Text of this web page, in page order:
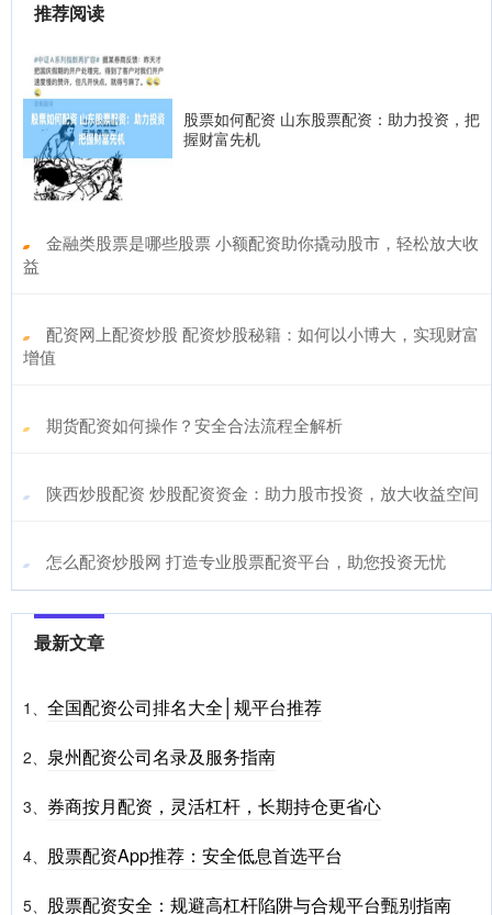
推荐阅读
股票如何配资 山东股票配资：助力投资，把
握财富先机
​金融类股票是哪些股票 小额配资助你撬动股市，轻松放大收
益
​配资网上配资炒股 配资炒股秘籍：如何以小博大，实现财富
增值
​期货配资如何操作？安全合法流程全解析
​陕西炒股配资 炒股配资资金：助力股市投资，放大收益空间
​怎么配资炒股网 打造专业股票配资平台，助您投资无忧
最新文章
1、 全国配资公司排名大全│规平台推荐
2、 泉州配资公司名录及服务指南
3、 券商按月配资，灵活杠杆，长期持仓更省心
4、 股票配资App推荐：安全低息首选平台
5、 股票配资安全：规避高杠杆陷阱与合规平台甄别指南